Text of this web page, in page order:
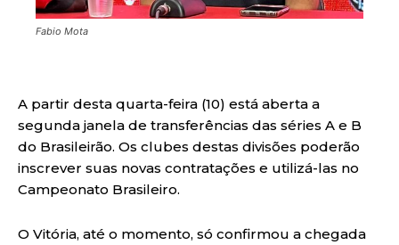
Fabio Mota
A partir desta quarta-feira (10) está aberta a
segunda janela de transferências das séries A e B
do Brasileirão. Os clubes destas divisões poderão
inscrever suas novas contratações e utilizá-las no
Campeonato Brasileiro.
O Vitória, até o momento, só confirmou a chegada